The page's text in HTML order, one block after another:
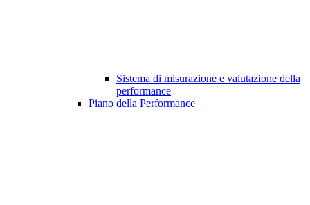
Sistema di misurazione e valutazione della
performance
Piano della Performance